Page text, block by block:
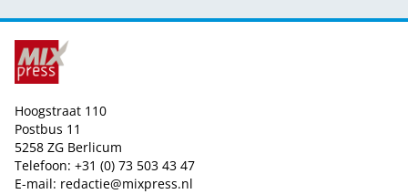
Hoogstraat 110
Postbus 11
5258 ZG Berlicum
Telefoon: +31 (0) 73 503 43 47
E-mail: redactie@mixpress.nl